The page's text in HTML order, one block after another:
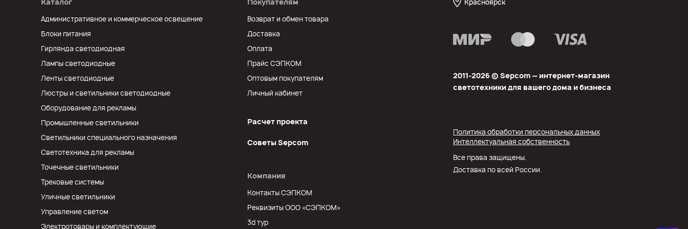
Административное и коммерческое освещение
Блоки питания
Гирлянда светодиодная
Лампы светодиодные
Ленты светодиодные
Люстры и светильники светодиодные
Оборудование для рекламы
Промышленные светильники
Светильники специального назначения
Светотехника для рекламы
Точечные светильники
Трековые системы
Уличные светильники
Управление светом
Электротовары и комплектующие
Возврат и обмен товара
Доставка
Оплата
Прайс СЭПКОМ
Оптовым покупателям
Личный кабинет
Расчет проекта
Советы Sеpcom
Компания
Контакты СЭПКОМ
Реквизиты ООО «СЭПКОМ»
3d тур
Красноярск
2011-2026 © Sеpcom — интернет-магазин
светотехники для вашего дома и бизнеса
Политика обработки персональных данных
Интеллектуальная собственность
Все права защищены.
Доставка по всей России.